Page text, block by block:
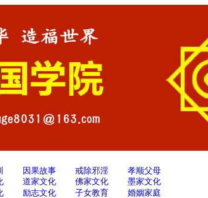
因果故事 戒除邪淫
孝顺父母
道家文化 佛家文化
墨家文化
励志文化 子女教育
婚姻家庭